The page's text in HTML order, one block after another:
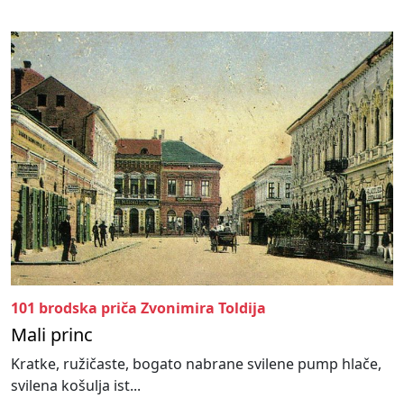
101 brodska priča Zvonimira Toldija
Mali princ
Kratke, ružičaste, bogato nabrane svilene pump hlače,
svilena košulja ist...